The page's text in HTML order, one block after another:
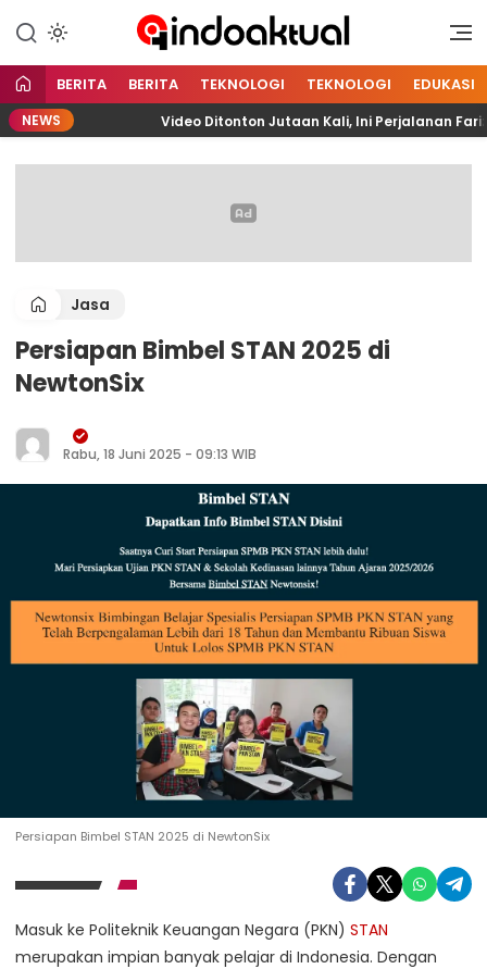
Indoaktual
Indonesia Aktual
BERITA BERITA TEKNOLOGI TEKNOLOGI EDUKASI
NEWS Video Ditonton Jutaan Kali, Ini Perjalanan Fariz
Jasa
Persiapan Bimbel STAN 2025 di
NewtonSix
Rabu, 18 Juni 2025 - 09:13 WIB
Persiapan Bimbel STAN 2025 di NewtonSix
Masuk ke Politeknik Keuangan Negara (PKN) STAN
merupakan impian banyak pelajar di Indonesia. Dengan